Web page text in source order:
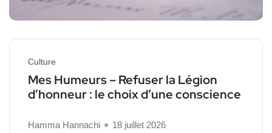
Culture
Mes Humeurs – Refuser la Légion
d’honneur : le choix d’une conscience
Hamma Hannachi
18 juillet 2026